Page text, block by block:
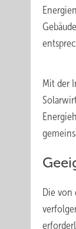
Mit der
Die von